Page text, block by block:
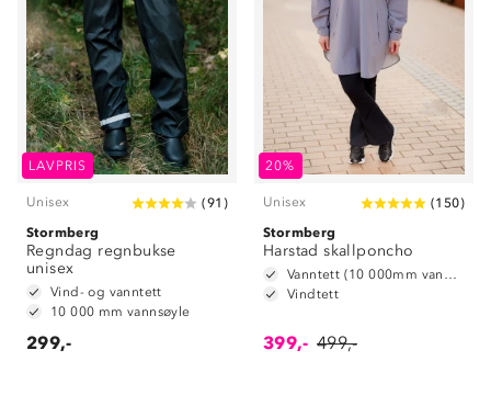
LAVPRIS
Unisex (91 )
Stormberg
Regndag regnbukse
unisex
Vind- og vanntett
10 000 mm vannsøyle
299,-
20%
Unisex (150)
Stormberg
Harstad skallponcho
Vanntett (10 000mm vannsøyle)
Vindtett
399,- 499,-